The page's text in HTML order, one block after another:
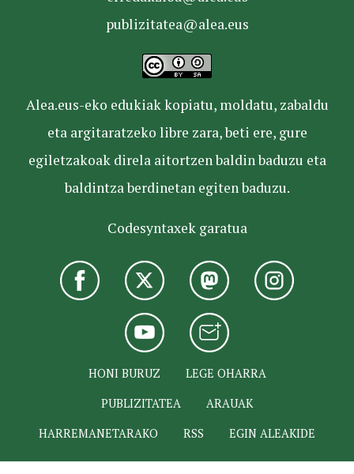
publizitatea@alea.eus
Alea.eus-eko edukiak kopiatu, moldatu, zabaldu
eta argitaratzeko libre zara, beti ere, gure
egiletzakoak direla aitortzen baldin baduzu eta
baldintza berdinetan egiten baduzu.
Codesyntaxek garatua
HONI BURUZ
LEGE OHARRA
PUBLIZITATEA
ARAUAK
HARREMANETARAKO
RSS EGIN ALEAKIDE